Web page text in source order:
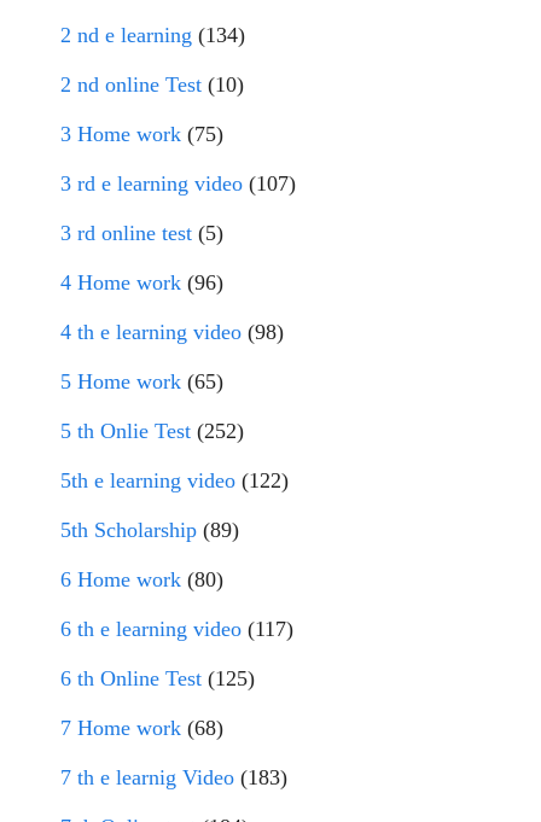
2 nd e learning (134)
2 nd online Test (10)
3 Home work (75)
3 rd e learning video (107)
3 rd online test (5)
4 Home work (96)
4 th e learning video (98)
5 Home work (65)
5 th Onlie Test (252)
5th e learning video (122)
5th Scholarship (89)
6 Home work (80)
6 th e learning video (117)
6 th Online Test (125)
7 Home work (68)
7 th e learnig Video (183)